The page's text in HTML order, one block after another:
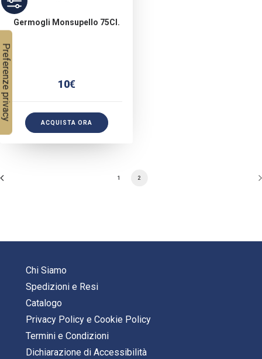
Germogli Monsupello 75Cl.
10€
ACQUISTA ORA
1 2
Chi Siamo
Spedizioni e Resi
Catalogo
Privacy Policy e Cookie Policy
Termini e Condizioni
Dichiarazione di Accessibilità